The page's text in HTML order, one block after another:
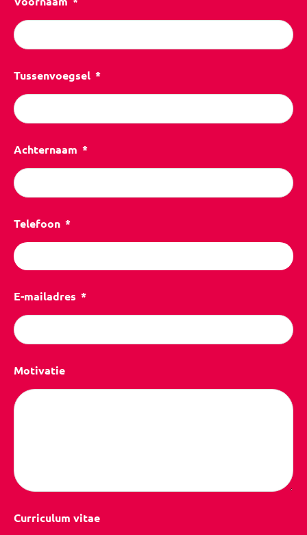
Tussenvoegsel
Achternaam
Telefoon
E-mailadres
Motivatie
Curriculum vitae